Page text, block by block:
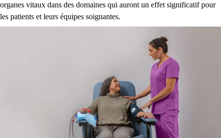
organes vitaux dans des domaines qui auront un effet significatif pour
les patients et leurs équipes soignantes.